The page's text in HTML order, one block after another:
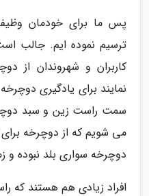
پس ما برای خودمان
ترسیم نموده ایم. جالب
کاربران و شهروندان از
نمایند برای یادگیری
سمت راست زین و سبد
می شویم که از دوچرخه
دوچرخه سواری بلد نبوده
افراد زیادی هم هستند که